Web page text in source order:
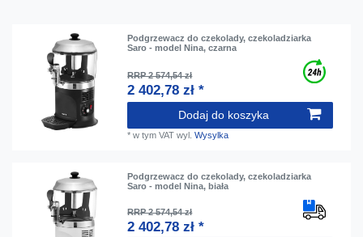
Podgrzewacz do czekolady, czekoladziarka
Saro - model Nina, czarna
RRP 2 574,54 zł
2 402,78 zł *
Dodaj do koszyka
*w tym VAT wyl.Wysylka
Podgrzewacz do czekolady, czekoladziarka
Saro - model Nina, biała
RRP 2 574,54 zł
2 402,78 zł *